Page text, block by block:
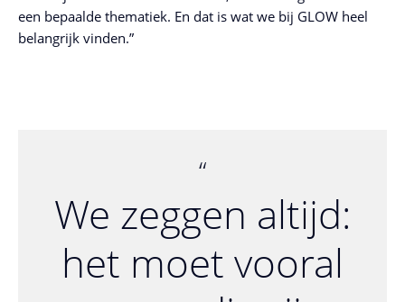
een bepaalde thematiek. En dat is wat we bij GLOW heel
belangrijk vinden.”
We zeggen altijd:
het moet vooral